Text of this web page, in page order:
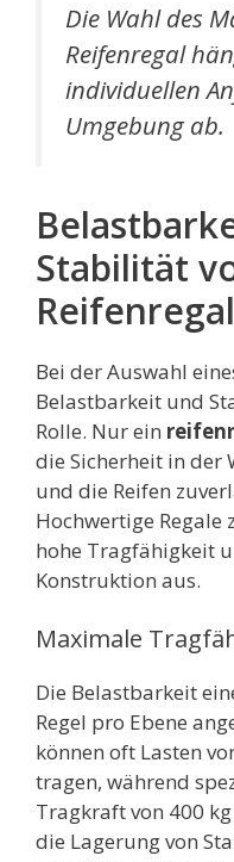
Die Wahl des
Reifenregal
individuellen
Umgebung ab.
Stabilität
Bei der Auswahl
Belastbarkeit und
Rolle. Nur ein
die Sicherheit in der
und die Reifen
Hochwertige Regale
hohe Tragfähigkeit
Konstruktion aus.
Maximale
Die Belastbarkeit
Regel pro Ebene
können oft Lasten
tragen, während
Tragkraft von 400
die Lagerung von